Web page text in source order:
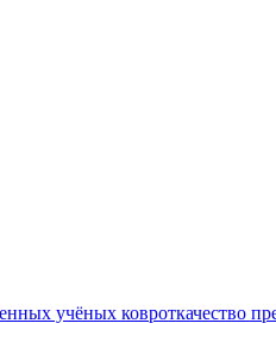
учёных ковроткачество